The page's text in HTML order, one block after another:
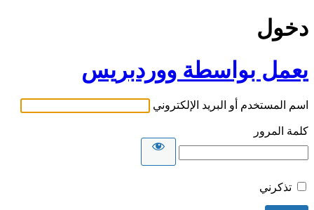
دخول
يعمل بواسطة ووردبريس
اسم المستخدم أو البريد الإلكتروني
كلمة المرور
تذكرني